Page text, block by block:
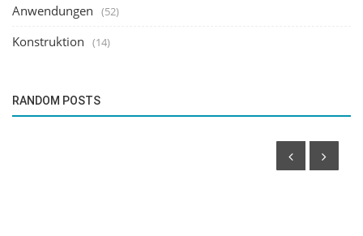
Anwendungen (52)
Konstruktion (14)
RANDOM POSTS